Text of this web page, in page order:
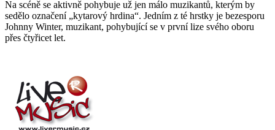
Na scéně se aktivně pohybuje už jen málo muzikantů, kterým by
sedělo označení „kytarový hrdina“. Jedním z té hrstky je bezesporu
Johnny Winter, muzikant, pohybující se v první lize svého oboru
přes čtyřicet let.